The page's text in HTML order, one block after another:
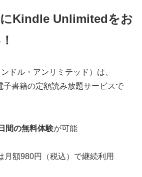
Kindle Unlimitedをお
ドル・アンリミテッド）は、
子書籍の定額読み放題サービスで
間の無料体験が可能
月額980円（税込）で継続利用